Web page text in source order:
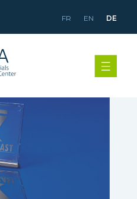
FR EN DE